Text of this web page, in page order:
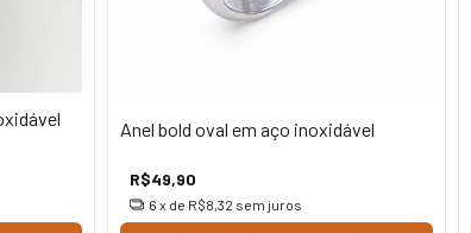
Anel bold oval em aço inoxidável
R$49,90
6 x de R$8,32 sem juros